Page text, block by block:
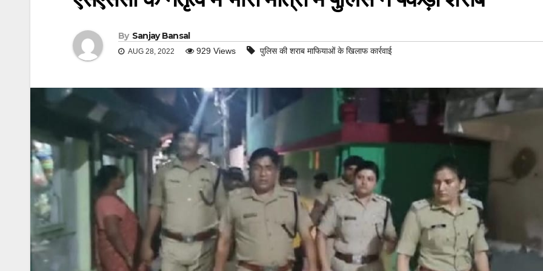
By Sanjay Bansal
AUG 28, 2022 929 Views पुलिस की शराब माफियाओं के खिलाफ कार्रवाई